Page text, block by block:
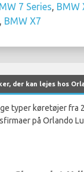
7 Series BMW
BMW X7
der kan lejes hos
typer køretøjer fra
på Orlando